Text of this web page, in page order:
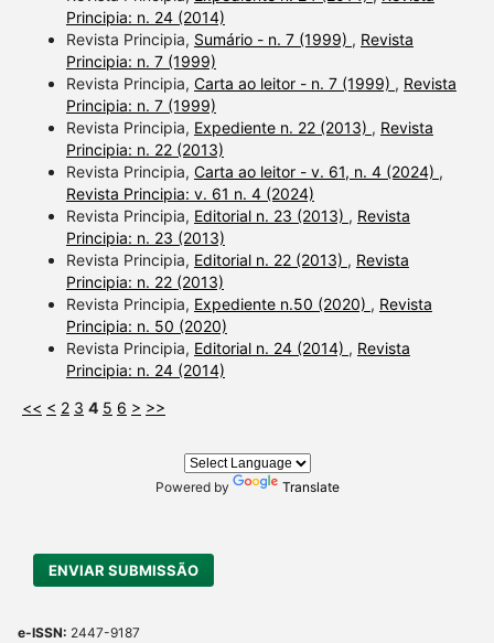
Principia: n. 24 (2014)
Revista Principia, Sumário - n. 7 (1999) , Revista
Principia: n. 7 (1999)
Revista Principia, Carta ao leitor - n. 7 (1999) , Revista
Principia: n. 7 (1999)
Revista Principia, Expediente n. 22 (2013) , Revista
Principia: n. 22 (2013)
Revista Principia, Carta ao leitor - v. 61, n. 4 (2024) ,
Revista Principia: v. 61 n. 4 (2024)
Revista Principia, Editorial n. 23 (2013) , Revista
Principia: n. 23 (2013)
Revista Principia, Editorial n. 22 (2013) , Revista
Principia: n. 22 (2013)
Revista Principia, Expediente n.50 (2020) , Revista
Principia: n. 50 (2020)
Revista Principia, Editorial n. 24 (2014) , Revista
Principia: n. 24 (2014)
<< < 2 3 4 5 6 > >>
Powered by Translate
ENVIAR SUBMISSÃO
e-ISSN: 2447-9187